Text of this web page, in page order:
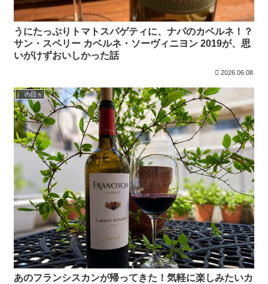
うにたっぷりトマトスパゲティに、ナパのカベルネ！？
サン・スペリー カベルネ・ソーヴィニヨン 2019が、思
いがけずおいしかった話
2026.06.08
j の日々
あのフランシスカンが帰ってきた！気軽に楽しみたいカ